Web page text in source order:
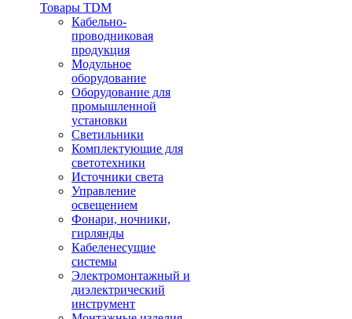
Товары TDM
Кабельно-
проводниковая
продукция
Модульное
оборудование
Оборудование для
промышленной
установки
Светильники
Комплектующие для
светотехники
Источники света
Управление
освещением
Фонари, ночники,
гирлянды
Кабеленесущие
системы
Электромонтажный и
диэлектрический
инструмент